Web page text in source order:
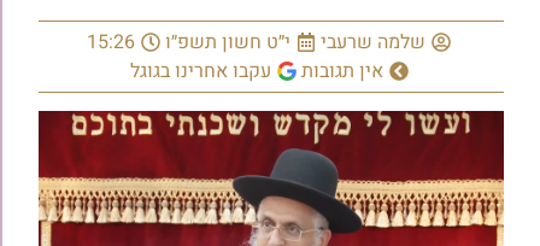
שלמה שרעבי י״ט חשון תשפ״ו
15:26
אין תגובות
עקבו אחרינו בגוגל